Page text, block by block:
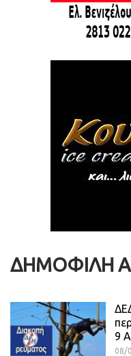
ΔΗΜΟΦΙΛΗ
9
08/